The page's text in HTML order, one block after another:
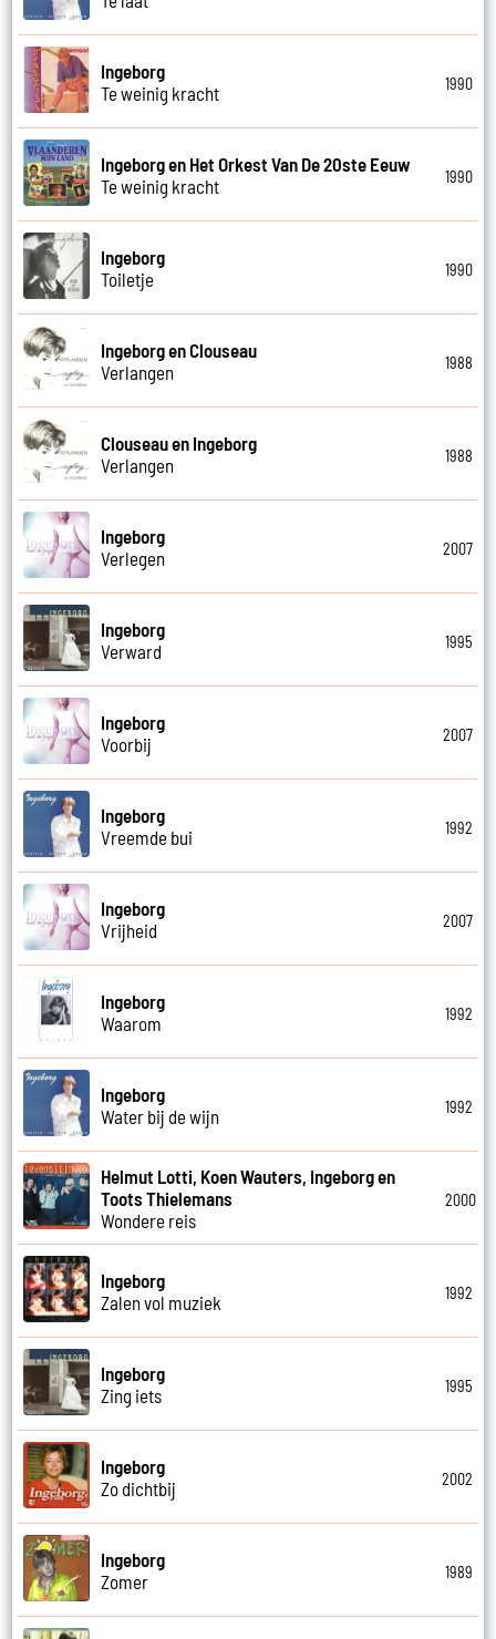
Ingeborg
Te weinig kracht
1990
Ingeborg en Het Orkest Van De 20ste Eeuw
Te weinig kracht
1990
Ingeborg
Toiletje
1990
Ingeborg en Clouseau
Verlangen
1988
Clouseau en Ingeborg
Verlangen
1988
Ingeborg
Verlegen
2007
Ingeborg
Verward
1995
Ingeborg
Voorbij
2007
Ingeborg
Vreemde bui
1992
Ingeborg
Vrijheid
2007
Ingeborg
Waarom
1992
Ingeborg
Water bij de wijn
1992
Helmut Lotti, Koen Wauters, Ingeborg en
Toots Thielemans
Wondere reis
2000
Ingeborg
Zalen vol muziek
1992
Ingeborg
Zing iets
1995
Ingeborg
Zo dichtbij
2002
Ingeborg
Zomer
1989